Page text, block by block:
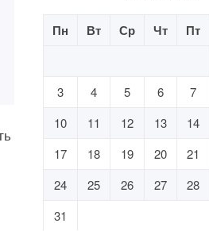
Пн Вт Ср Чт Пт
3
4 5 6 7
10 11 12 13 14
17
18 19 20 21
24
25 26 27 28
31